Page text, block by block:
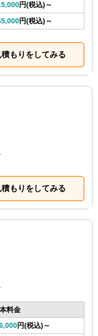
円(税込)～
円(税込)～
もりをしてみる
もりをしてみる
料金
円(税込)～